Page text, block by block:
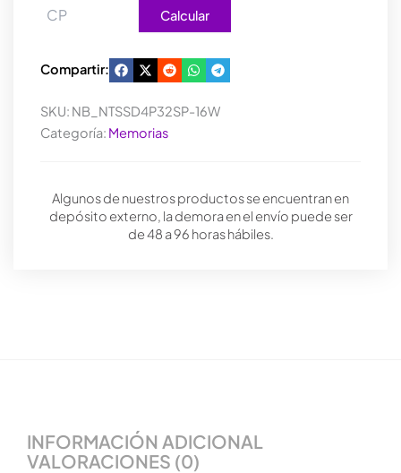
Calcular
Compartir:
SKU: NB_NTSSD4P32SP-16W
Categoría: Memorias
Algunos de nuestros productos se encuentran en
depósito externo, la demora en el envío puede ser
de 48 a 96 horas hábiles.
INFORMACIÓN ADICIONAL
VALORACIONES (0)